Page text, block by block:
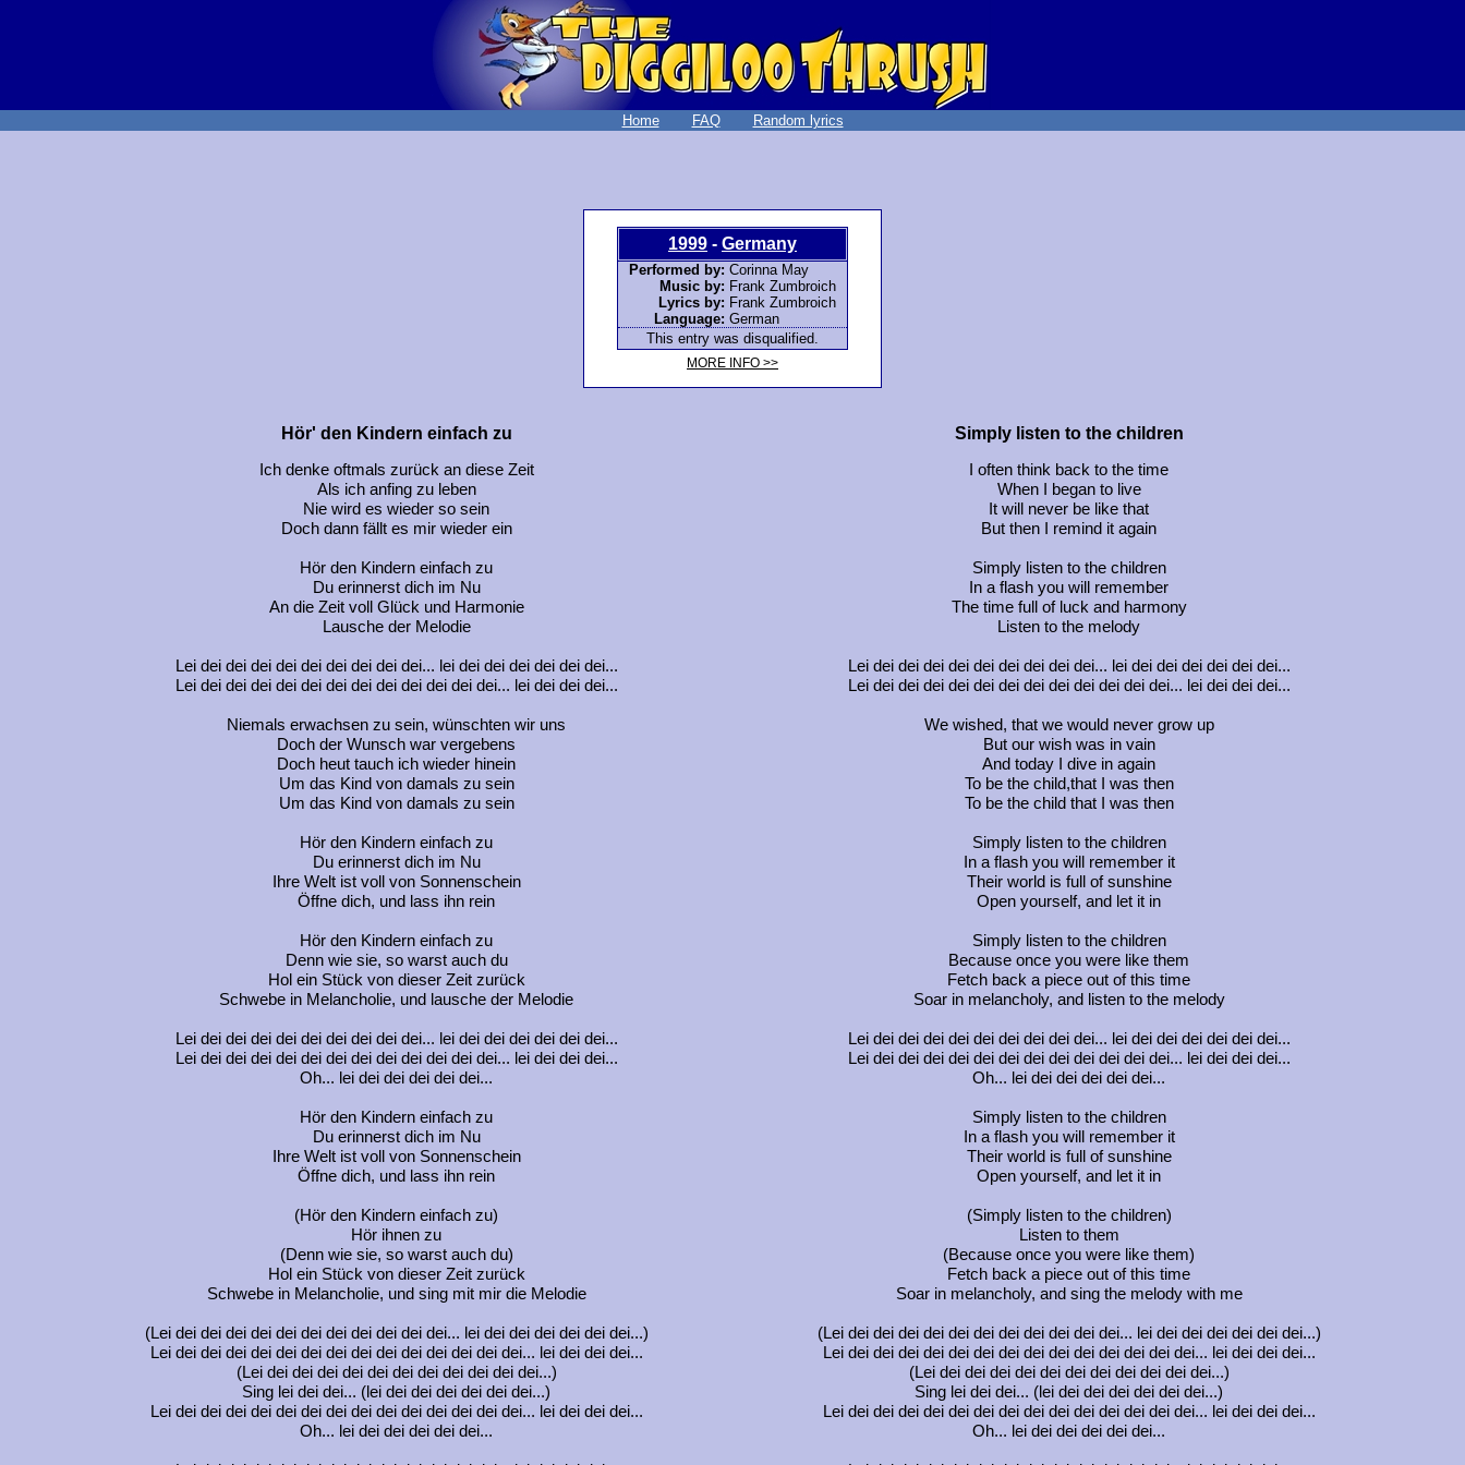
Home FAQ Random lyrics
1999 - Germany
Performed by: Corinna May
Music by: Frank Zumbroich
Lyrics by: Frank Zumbroich
Language: German
This entry was disqualified.
MORE INFO >>
Hör' den Kindern einfach zu Simply listen to the children
Ich denke oftmals zurück an diese Zeit
I often think back to the time
Als ich anfing zu leben
When I began to live
Nie wird es wieder so sein
It will never be like that
Doch dann fällt es mir wieder ein
But then I remind it again
Hör den Kindern einfach zu
Simply listen to the children
Du erinnerst dich im Nu
In a flash you will remember
An die Zeit voll Glück und Harmonie
The time full of luck and harmony
Lausche der Melodie
Listen to the melody
Lei dei dei dei dei dei dei dei dei dei... lei dei dei dei dei dei dei...
Lei dei dei dei dei dei dei dei dei dei... lei dei dei dei dei dei dei...
Lei dei dei dei dei dei dei dei dei dei dei dei dei... lei dei dei dei...
Lei dei dei dei dei dei dei dei dei dei dei dei dei... lei dei dei dei...
Niemals erwachsen zu sein, wünschten wir uns
We wished, that we would never grow up
Doch der Wunsch war vergebens
But our wish was in vain
Doch heut tauch ich wieder hinein
And today I dive in again
Um das Kind von damals zu sein
To be the child,that I was then
Um das Kind von damals zu sein
To be the child that I was then
Hör den Kindern einfach zu
Simply listen to the children
Du erinnerst dich im Nu
In a flash you will remember it
Ihre Welt ist voll von Sonnenschein
Their world is full of sunshine
Öffne dich, und lass ihn rein
Open yourself, and let it in
Hör den Kindern einfach zu
Simply listen to the children
Denn wie sie, so warst auch du
Because once you were like them
Hol ein Stück von dieser Zeit zurück
Fetch back a piece out of this time
Schwebe in Melancholie, und lausche der Melodie
Soar in melancholy, and listen to the melody
Lei dei dei dei dei dei dei dei dei dei... lei dei dei dei dei dei dei...
Lei dei dei dei dei dei dei dei dei dei... lei dei dei dei dei dei dei...
Lei dei dei dei dei dei dei dei dei dei dei dei dei... lei dei dei dei...
Lei dei dei dei dei dei dei dei dei dei dei dei dei... lei dei dei dei...
Oh... lei dei dei dei dei dei...
Oh... lei dei dei dei dei dei...
Hör den Kindern einfach zu
Simply listen to the children
Du erinnerst dich im Nu
In a flash you will remember it
Ihre Welt ist voll von Sonnenschein
Their world is full of sunshine
Öffne dich, und lass ihn rein
Open yourself, and let it in
(Hör den Kindern einfach zu)
(Simply listen to the children)
Hör ihnen zu
Listen to them
(Denn wie sie, so warst auch du)
(Because once you were like them)
Hol ein Stück von dieser Zeit zurück
Fetch back a piece out of this time
Schwebe in Melancholie, und sing mit mir die Melodie
Soar in melancholy, and sing the melody with me
(Lei dei dei dei dei dei dei dei dei dei dei dei... lei dei dei dei dei dei dei...)
(Lei dei dei dei dei dei dei dei dei dei dei dei... lei dei dei dei dei dei dei...)
Lei dei dei dei dei dei dei dei dei dei dei dei dei dei dei... lei dei dei dei...
Lei dei dei dei dei dei dei dei dei dei dei dei dei dei dei... lei dei dei dei...
(Lei dei dei dei dei dei dei dei dei dei dei dei...)
(Lei dei dei dei dei dei dei dei dei dei dei dei...)
Sing lei dei dei... (lei dei dei dei dei dei dei...)
Sing lei dei dei... (lei dei dei dei dei dei dei...)
Lei dei dei dei dei dei dei dei dei dei dei dei dei dei dei... lei dei dei dei...
Lei dei dei dei dei dei dei dei dei dei dei dei dei dei dei... lei dei dei dei...
Oh... lei dei dei dei dei dei...
Oh... lei dei dei dei dei dei...